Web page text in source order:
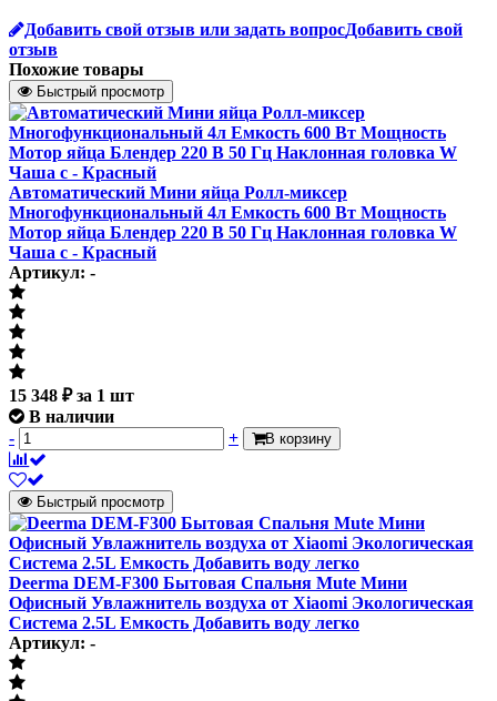
Добавить свой отзыв или задать вопросДобавить свой
отзыв
Похожие товары
Быстрый просмотр
Автоматический Мини яйца Ролл-миксер
Многофункциональный 4л Емкость 600 Вт Мощность
Мотор яйца Блендер 220 В 50 Гц Наклонная головка W
Чаша с - Красный
Артикул: -
15 348 ₽за 1 шт
В наличии
-
+ В корзину
Быстрый просмотр
Deerma DEM-F300 Бытовая Спальня Mute Мини
Офисный Увлажнитель воздуха от Xiaomi Экологическая
Система 2.5L Емкость Добавить воду легко
Артикул: -